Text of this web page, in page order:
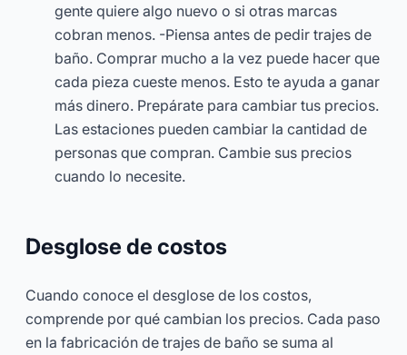
gente quiere algo nuevo o si otras marcas
cobran menos. -Piensa antes de pedir trajes de
baño. Comprar mucho a la vez puede hacer que
cada pieza cueste menos. Esto te ayuda a ganar
más dinero. Prepárate para cambiar tus precios.
Las estaciones pueden cambiar la cantidad de
personas que compran. Cambie sus precios
cuando lo necesite.
Desglose de costos
Cuando conoce el desglose de los costos,
comprende por qué cambian los precios. Cada paso
en la fabricación de trajes de baño se suma al